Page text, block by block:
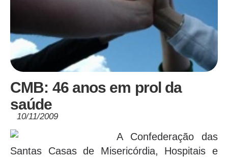
CMB: 46 anos em prol da
saúde
10/11/2009
A Confederação das
Santas Casas de Misericórdia, Hospitais e